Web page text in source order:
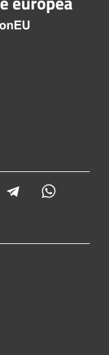
Telegram